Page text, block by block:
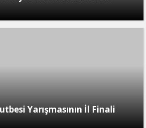
Yarışmasının İl Finali